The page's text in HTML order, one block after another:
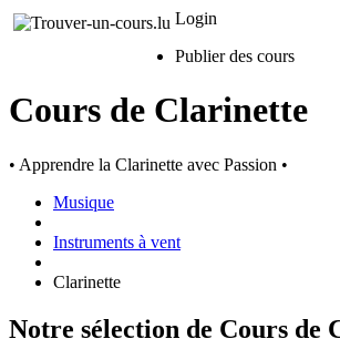
Login
Publier des cours
Cours de Clarinette
• Apprendre la Clarinette avec Passion •
Musique
Instruments à vent
Clarinette
Notre sélection de Cours de